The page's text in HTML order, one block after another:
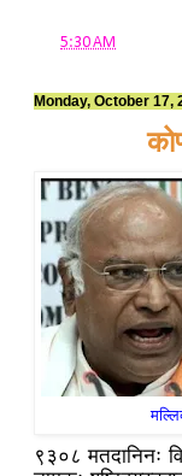
5:30 AM
Monday, October 17,
९३०८ मतदानिनः